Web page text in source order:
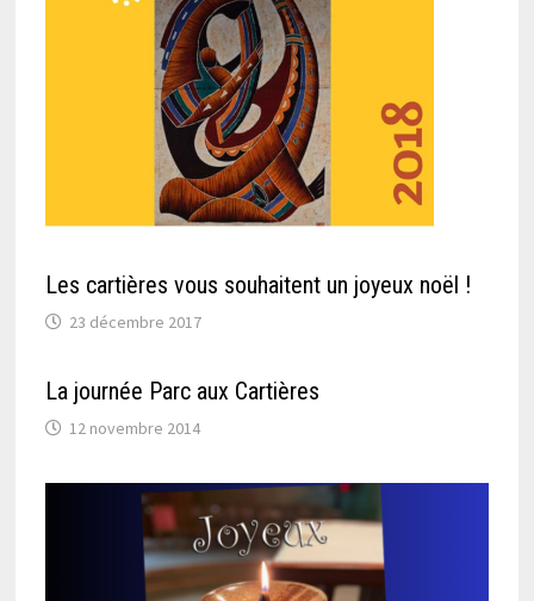
Les cartières vous souhaitent un joyeux noël !
23 décembre 2017
La journée Parc aux Cartières
12 novembre 2014